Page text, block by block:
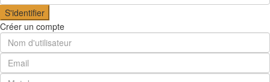
S'identifier
Créer un compte